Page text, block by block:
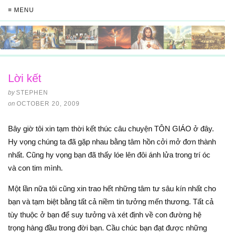
≡ MENU
Lời kết
by STEPHEN
on OCTOBER 20, 2009
Bây giờ tôi xin tạm thời kết thúc câu chuyện TÔN GIÁO ở đây.
Hy vọng chúng ta đã gặp nhau bằng tâm hồn cởi mở đơn thành
nhất. Cũng hy vọng bạn đã thấy lóe lên đôi ánh lửa trong trí óc
và con tim mình.
Một lần nữa tôi cũng xin trao hết những tâm tư sâu kín nhất cho
bạn và tạm biệt bằng tất cả niềm tin tưởng mến thương. Tất cả
tùy thuộc ở bạn để suy tưởng và xét định về con đường hệ
trọng hàng đầu trong đời bạn. Cầu chúc bạn đạt được những